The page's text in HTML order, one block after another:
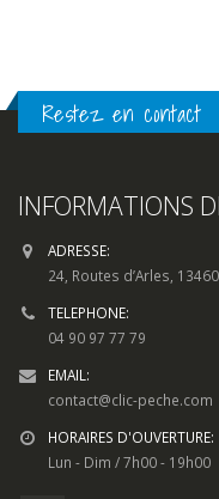
Restez en contact
INFORMATIONS
ADRESSE:
24, Routes d’Arles,
TELEPHONE:
04 90 97 77 79
EMAIL:
contact@clic-peche.com
HORAIRES D'OUVERTURE:
Lun - Dim / 7h00 - 19h00